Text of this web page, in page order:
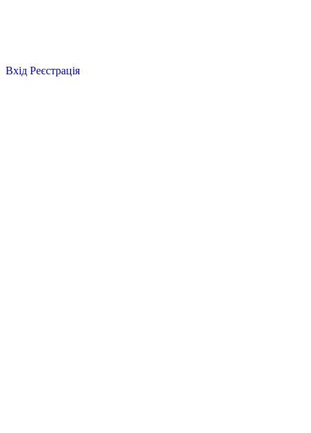
Вхід Реєстрація